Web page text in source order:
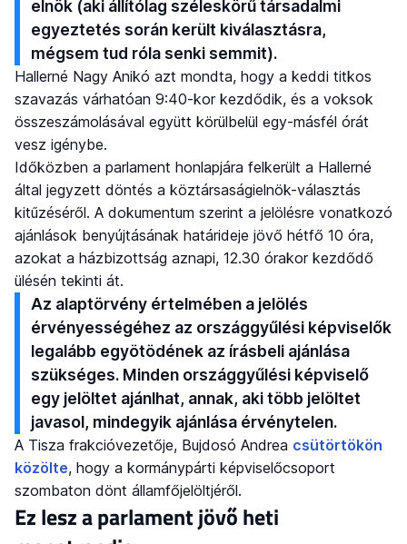
elnök (aki állítólag széleskörű társadalmi
egyeztetés során került kiválasztásra,
mégsem tud róla senki semmit).
Hallerné Nagy Anikó azt mondta, hogy a keddi titkos
szavazás várhatóan 9:40-kor kezdődik, és a voksok
összeszámolásával együtt körülbelül egy-másfél órát
vesz igénybe.
Időközben a parlament honlapjára felkerült a Hallerné
által jegyzett döntés a köztársaságielnök-választás
kitűzéséről. A dokumentum szerint a jelölésre vonatkozó
ajánlások benyújtásának határideje jövő hétfő 10 óra,
azokat a házbizottság aznapi, 12.30 órakor kezdődő
ülésén tekinti át.
Az alaptörvény értelmében a jelölés
érvényességéhez az országgyűlési képviselők
legalább egyötödének az írásbeli ajánlása
szükséges. Minden országgyűlési képviselő
egy jelöltet ajánlhat, annak, aki több jelöltet
javasol, mindegyik ajánlása érvénytelen.
A Tisza frakcióvezetője, Bujdosó Andrea csütörtökön
közölte, hogy a kormánypárti képviselőcsoport
szombaton dönt államfőjelöltjéről.
Ez lesz a parlament jövő heti